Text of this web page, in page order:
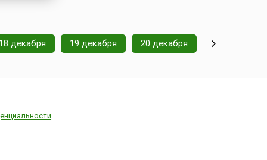
декабря 19 декабря 20 декабря